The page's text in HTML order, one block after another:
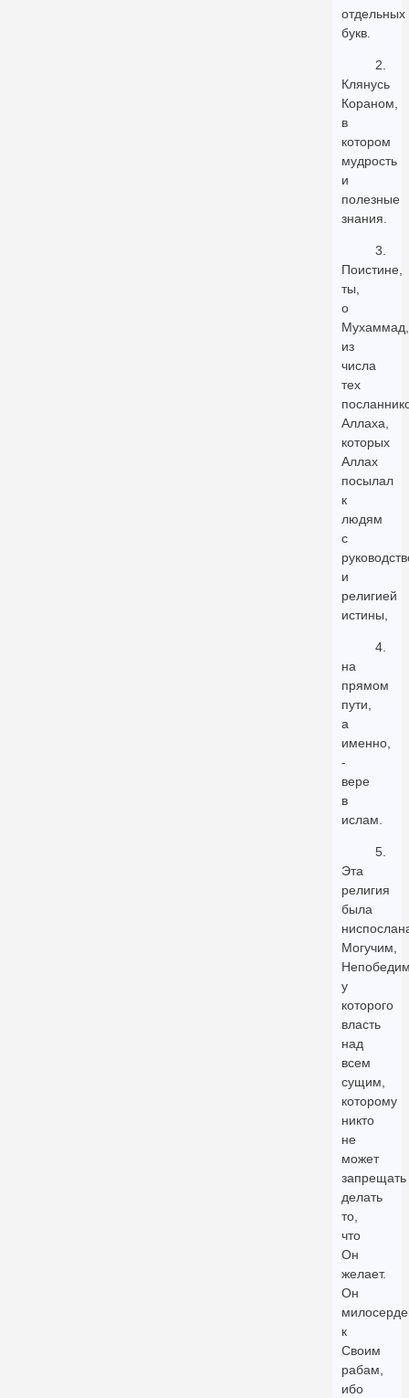
отдельных
букв.
2.
Клянусь
Кораном,
в
котором
мудрость
и
полезные
знания.
3.
Поистине,
ты,
о
Мухаммад,
из
числа
тех
Аллаха,
которых
Аллах
посылал
к
людям
с
и
религией
истины,
4.
на
прямом
пути,
а
именно,
-
вере
в
ислам.
5.
Эта
религия
была
Могучим,
у
которого
власть
над
всем
сущим,
которому
никто
не
может
запрещать
делать
то,
что
Он
желает.
Он
к
Своим
рабам,
ибо